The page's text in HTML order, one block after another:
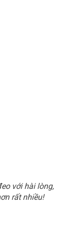
với hài lòng,
rất nhiều!